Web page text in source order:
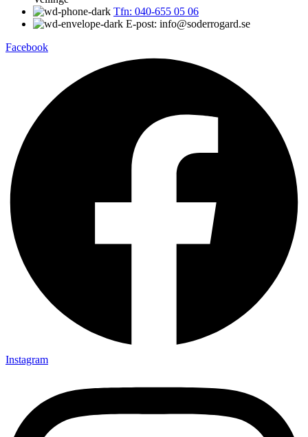
Tfn: 040-655 05 06
E-post: info@soderrogard.se
Facebook
Instagram